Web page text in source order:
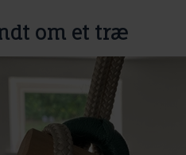
om et træ